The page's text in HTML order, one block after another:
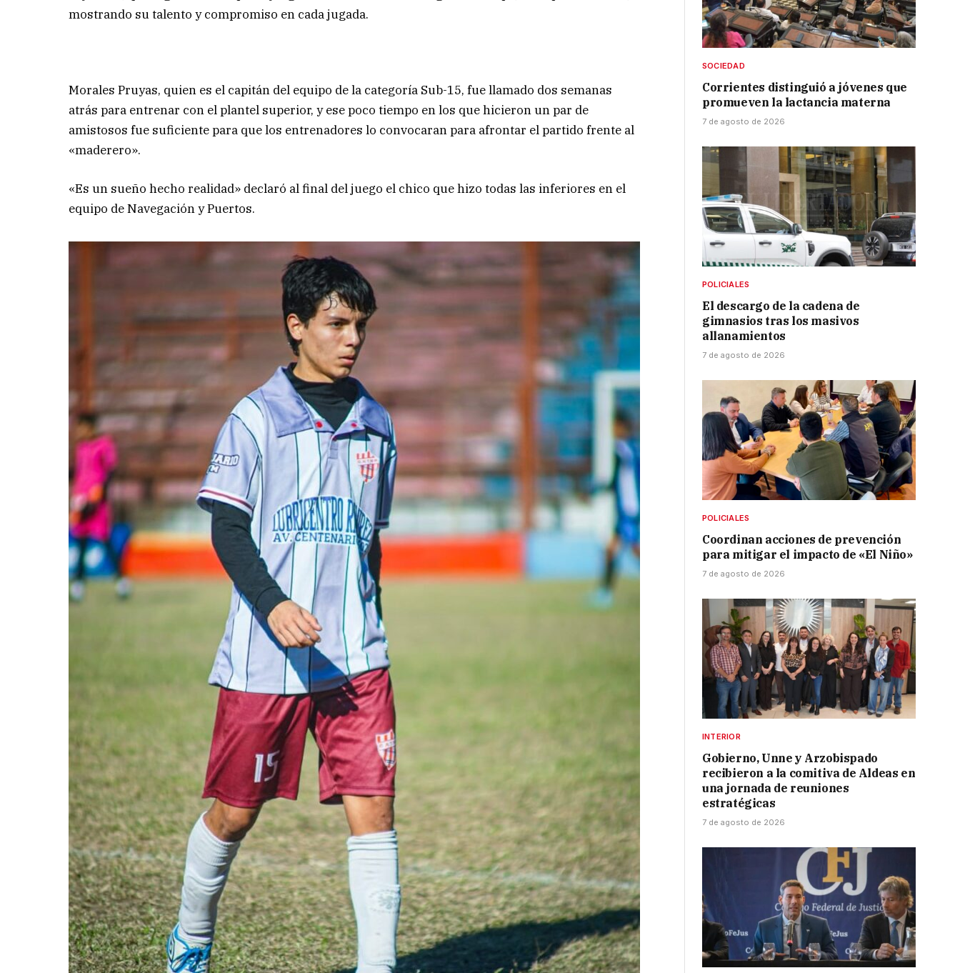
mostrando su talento y compromiso en cada jugada.
Morales Pruyas, quien es el capitán del equipo de la categoría Sub-15, fue llamado dos semanas
atrás para entrenar con el plantel superior, y ese poco tiempo en los que hicieron un par de
amistosos fue suficiente para que los entrenadores lo convocaran para afrontar el partido frente al
«maderero».
«Es un sueño hecho realidad» declaró al final del juego el chico que hizo todas las inferiores en el
equipo de Navegación y Puertos.
SOCIEDAD
Corrientes distinguió a jóvenes que
promueven la lactancia materna
7 de agosto de 2026
POLICIALES
El descargo de la cadena de
gimnasios tras los masivos
allanamientos
7 de agosto de 2026
POLICIALES
Coordinan acciones de prevención
para mitigar el impacto de «El Niño»
7 de agosto de 2026
INTERIOR
Gobierno, Unne y Arzobispado
recibieron a la comitiva de Aldeas en
una jornada de reuniones
estratégicas
7 de agosto de 2026